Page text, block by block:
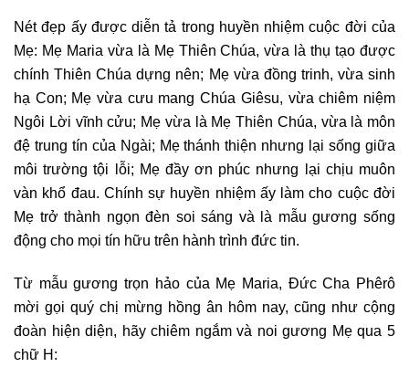
Nét đẹp ấy được diễn tả trong huyền nhiệm cuộc đời của
Mẹ: Mẹ Maria vừa là Mẹ Thiên Chúa, vừa là thụ tạo được
chính Thiên Chúa dựng nên; Mẹ vừa đồng trinh, vừa sinh
hạ Con; Mẹ vừa cưu mang Chúa Giêsu, vừa chiêm niệm
Ngôi Lời vĩnh cửu; Mẹ vừa là Mẹ Thiên Chúa, vừa là môn
đệ trung tín của Ngài; Mẹ thánh thiện nhưng lại sống giữa
môi trường tội lỗi; Mẹ đầy ơn phúc nhưng lại chịu muôn
vàn khổ đau. Chính sự huyền nhiệm ấy làm cho cuộc đời
Mẹ trở thành ngọn đèn soi sáng và là mẫu gương sống
động cho mọi tín hữu trên hành trình đức tin.
Từ mẫu gương trọn hảo của Mẹ Maria, Đức Cha Phêrô
mời gọi quý chị mừng hồng ân hôm nay, cũng như cộng
đoàn hiện diện, hãy chiêm ngắm và noi gương Mẹ qua 5
chữ H: